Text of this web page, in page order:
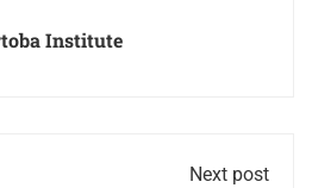
Institute
Next post